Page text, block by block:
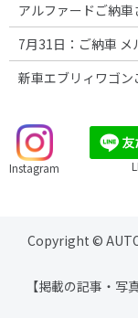
アルファードご納車
7月31日：ご納車 メ
新車エブリィワゴン
Instagram
Copyright ©
【掲載の記事・